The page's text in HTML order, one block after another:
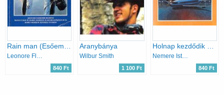
840 Ft
Aranybánya
Wilbur Smith
1 100 Ft
Nemere István
840 Ft